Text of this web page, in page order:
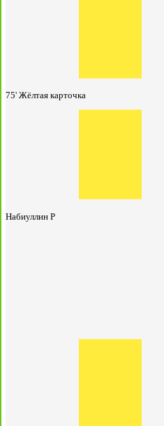
75' Жёлтая карточка
Набиуллин Р